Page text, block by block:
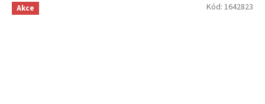
Akce Kód: 1642823